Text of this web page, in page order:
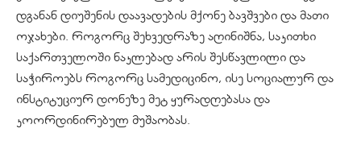
დგანან დიუშენის დაავადების მქონე ბავშვები და მათი
ოჯახები. როგორც შეხვედრაზე აღინიშნა, საკითხი
საქართველოში ნაკლებად არის შესწავლილი და
საჭიროებს როგორც სამედიცინო, ისე სოციალურ და
ინსტიტუციურ დონეზე მეტ ყურადღებასა და
კოორდინირებულ მუშაობას.